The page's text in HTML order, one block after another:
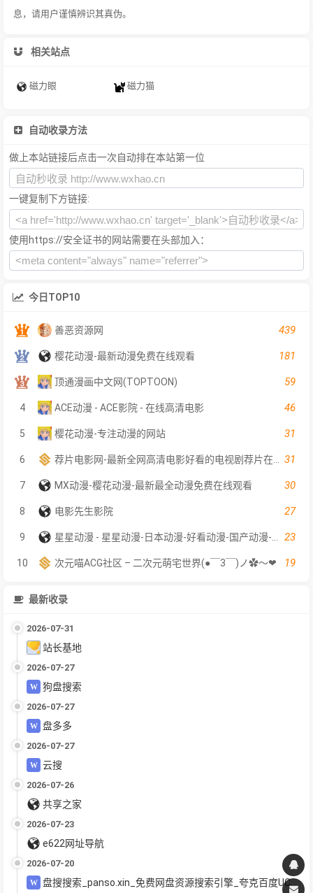
息，请用户谨慎辨识其真伪。
相关站点
磁力眼 磁力猫
自动收录方法
做上本站链接后点击一次自动排在本站第一位
一键复制下方链接:
使用https://安全证书的网站需要在头部加入：
今日TOP10
善恶资源网 439
樱花动漫-最新动漫免费在线观看 181
顶通漫画中文网(TOPTOON) 59
4 ACE动漫 - ACE影院 - 在线高清电影 46
5 樱花动漫-专注动漫的网站 31
6 31
7 MX动漫-樱花动漫-最新最全动漫免费在线观看 30
8 电影先生影院 27
9 23
10 次元喵ACG社区 – 二次元萌宅世界(●￣3￣)ノ✿～❤ 19
最新收录
2026-07-31
站长基地
2026-07-27
狗盘搜索
2026-07-27
盘多多
2026-07-27
云搜
2026-07-26
共享之家
2026-07-23
e622网址导航
2026-07-20
盘搜搜索_panso.xin_免费网盘资源搜索引擎_夸克百度UC迅雷网盘聚合搜索_电影教程软件下载